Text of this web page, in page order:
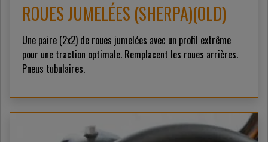
ROUES JUMELÉES (SHERPA)(OLD)
Une paire (2x2) de roues jumelées avec un profil extrême
pour une traction optimale. Remplacent les roues arrières.
Pneus tubulaires.